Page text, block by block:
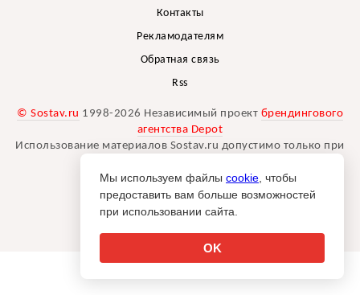
Контакты
Рекламодателям
Обратная связь
Rss
© Sostav.ru 1998-2026 Независимый проект брендингового
агентства Depot
Использование материалов Sostav.ru допустимо только при
Дизайн сайта -Liqium.
18+
Мы используем файлы cookie , чтобы
предоставить вам больше возможностей
при использовании сайта.
OK